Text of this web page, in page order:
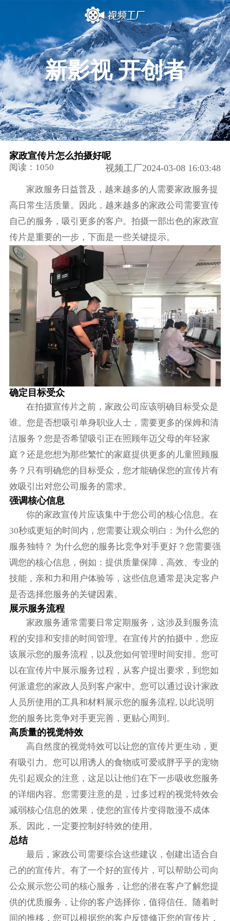
新影视 开创者
家政宣传片怎么拍摄好呢
阅读：1050 视频工厂2024-03-08 16:03:48
家政服务日益普及，越来越多的人需要家政服务提
高日常生活质量。因此，越来越多的家政公司需要宣传
自己的服务，吸引更多的客户。拍摄一部出色的家政宣
传片是重要的一步，下面是一些关键提示。
确定目标受众
在拍摄宣传片之前，家政公司应该明确目标受众是
谁。您是否想吸引单身职业人士，需要更多的保姆和清
洁服务？您是否希望吸引正在照顾年迈父母的年轻家
庭？还是您想为那些繁忙的家庭提供更多的儿童照顾服
务？只有明确您的目标受众，您才能确保您的宣传片有
效吸引出对您公司服务的需求。
强调核心信息
你的家政宣传片应该集中于您公司的核心信息。在
30秒或更短的时间内，您需要让观众明白：为什么您的
服务独特？ 为什么您的服务比竞争对手更好？您需要强
调您的核心信息，例如：提供质量保障，高效、专业的
技能，亲和力和用户体验等，这些信息通常是决定客户
是否选择您服务的关键因素。
展示服务流程
家政服务通常需要日常定期服务，这涉及到服务流
程的安排和安排的时间管理。在宣传片的拍摄中，您应
该展示您的服务流程，以及您如何管理时间安排。您可
以在宣传片中展示服务过程，从客户提出要求，到您如
何派遣您的家政人员到客户家中。您可以通过设计家政
人员所使用的工具和材料展示您的服务流程, 以此说明
您的服务比竞争对手更完善，更贴心周到。
高质量的视觉特效
高自然度的视觉特效可以让您的宣传片更生动，更
有吸引力。您可以用诱人的食物或可爱或胖乎乎的宠物
先引起观众的注意，这足以让他们在下一步吸收您服务
的详细内容。您需要注意的是，过多过程的视觉特效会
减弱核心信息的效果，使您的宣传片变得散漫不成体
系。因此，一定要控制好特效的使用。
总结
最后，家政公司需要综合这些建议，创建出适合自
己的的宣传片。有了一个好的宣传片，可以帮助公司向
公众展示您公司的核心服务，让您的潜在客户了解您提
供的优质服务，让你的客户选择你，值得信任。随着时
间的推移，您可以根据您的客户反馈修正您的宣传片，